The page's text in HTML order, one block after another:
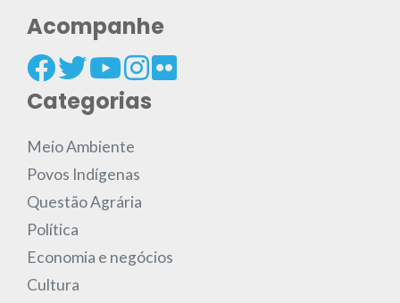
Acompanhe
Categorias
Meio Ambiente
Povos Indígenas
Questão Agrária
Política
Economia e negócios
Cultura